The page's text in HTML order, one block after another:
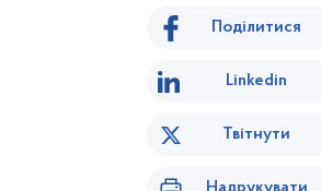
Поділитися
Linkedin
Твітнути